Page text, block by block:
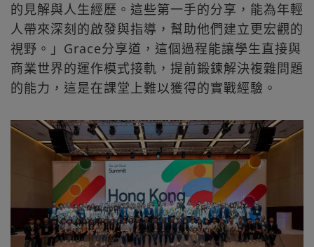
的見解與人生經歷。這些第一手的分享，能為年輕
人帶來深刻的啟發與指導，幫助他們建立更宏觀的
視野。」Grace分享道，這個過程能讓學生直接與
商業世界的運作模式接軌，提前鍛鍊解決複雜問題
的能力，這是在課堂上難以獲得的實戰經驗。